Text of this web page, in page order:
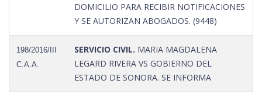
DOMICILIO PARA RECIBIR NOTIFICACIONES
Y SE AUTORIZAN ABOGADOS. (9448)
198/2016/III
C.A.A.
SERVICIO CIVIL. MARIA MAGDALENA
LEGARD RIVERA VS GOBIERNO DEL
ESTADO DE SONORA. SE INFORMA